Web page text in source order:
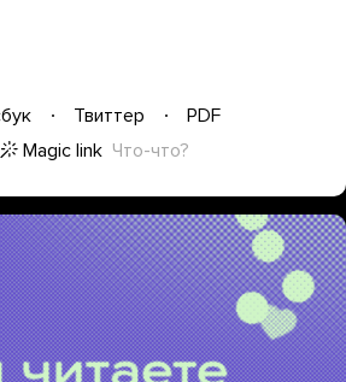
Твиттер
PDF
Magic link Что-что?